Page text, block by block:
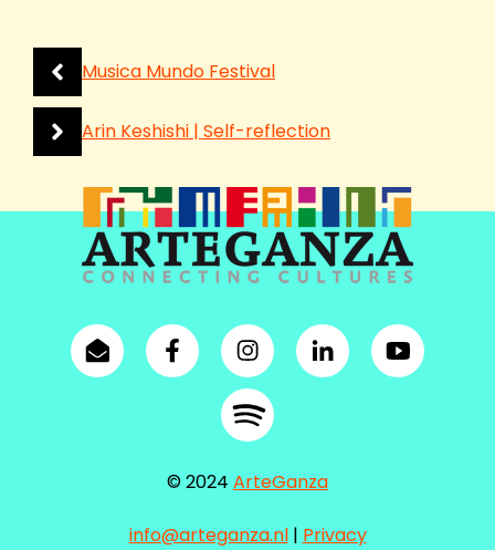
Musica Mundo Festival
Arin Keshishi | Self-reflection
© 2024 ArteGanza
info@arteganza.nl| Privacy